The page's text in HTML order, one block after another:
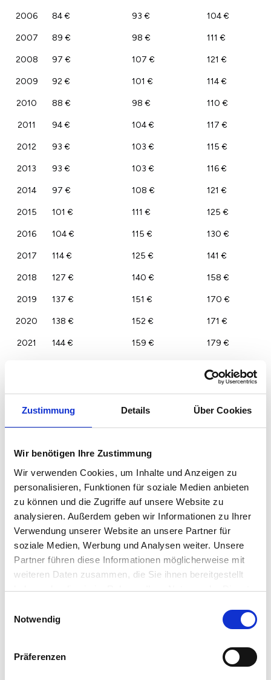
Zustimmung Details Über Cookies
Wir benötigen Ihre Zustimmung
Wir verwenden Cookies, um Inhalte und Anzeigen zu
personalisieren, Funktionen für soziale Medien anbieten
zu können und die Zugriffe auf unsere Website zu
analysieren. Außerdem geben wir Informationen zu Ihrer
Verwendung unserer Website an unsere Partner für
soziale Medien, Werbung und Analysen weiter. Unsere
Partner führen diese Informationen möglicherweise mit
weiteren Daten zusammen, die Sie ihnen bereitgestellt
haben oder die sie im Rahmen Ihrer Nutzung der Dienste
Notwendig
Präferenzen
2006 84 € 93 € 104 €
2007 89 € 98 € 111 €
2008 97 € 107 € 121 €
2009 92 € 101 € 114 €
2010 88 € 98 € 110 €
2011 94 € 104 € 117 €
2012 93 € 103 € 115 €
2013 93 € 103 € 116 €
2014 97 € 108 € 121 €
2015 101 € 111 € 125 €
2016 104 € 115 € 130 €
2017 114 € 125 € 141 €
2018 127 € 140 € 158 €
2019 137 € 151 € 170 €
2020 138 € 152 € 171 €
2021 144 € 159 € 179 €
180 €